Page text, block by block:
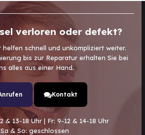
verloren oder defekt?
helfen schnell und unkompliziert weiter.
bis zur Reparatur erhalten Sie bei
alles aus einer Hand.
Kontakt
& 13-18 Uhr | Fr: 9-12 & 14-18 Uhr
Sa & So: geschlossen